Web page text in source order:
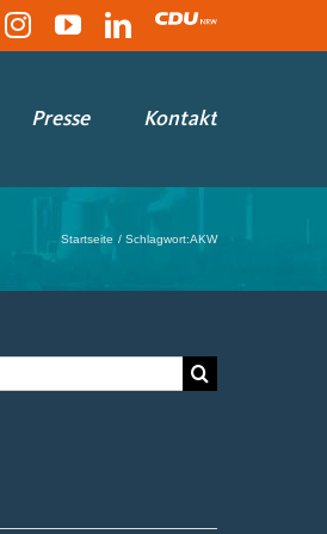
Instagram
YouTubeLinkedIn
CDU
Presse Kontakt
Startseite Schlagwort:AKW